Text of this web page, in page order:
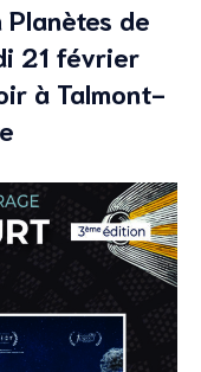
de
21 février
à Talmont-